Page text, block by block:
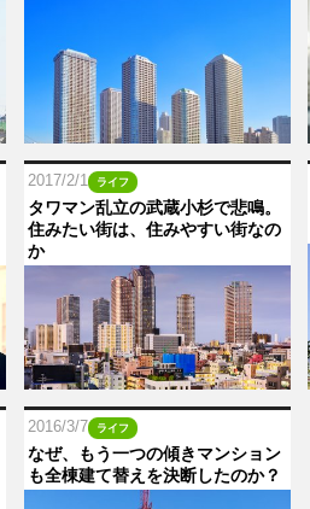
2017/2/1 ライフ
タワマン乱立の武蔵小杉で悲鳴。
住みたい街は、住みやすい街なの
か
2016/3/7 ライフ
なぜ、もう一つの傾きマンション
も全棟建て替えを決断したのか？